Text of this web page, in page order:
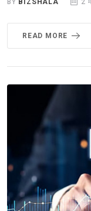
BY BIZSHALA 2
READ MORE